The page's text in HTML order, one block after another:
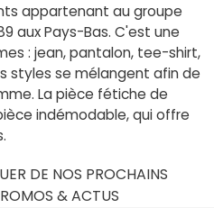
appartenant au groupe
aux Pays-Bas. C'est une
: jean, pantalon, tee-shirt,
styles se mélangent afin de
La pièce fétiche de
indémodable, qui offre
DE NOS PROCHAINS
& ACTUS